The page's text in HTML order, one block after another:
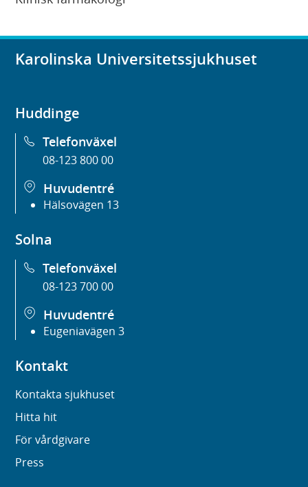
Karolinska Universitetssjukhuset
Huddinge
Telefonväxel
08-123 800 00
Huvudentré
Hälsovägen 13
Solna
Telefonväxel
08-123 700 00
Huvudentré
Eugeniavägen 3
Kontakt
Kontakta sjukhuset
Hitta hit
För vårdgivare
Press